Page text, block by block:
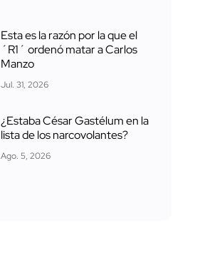
Esta es la razón por la que el
´R1´ ordenó matar a Carlos
Manzo
Jul. 31, 2026
¿Estaba César Gastélum en la
lista de los narcovolantes?
Ago. 5, 2026